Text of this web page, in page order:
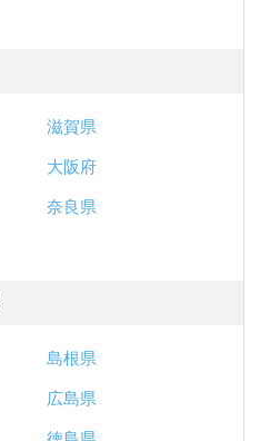
滋賀県
大阪府
奈良県
島根県
広島県